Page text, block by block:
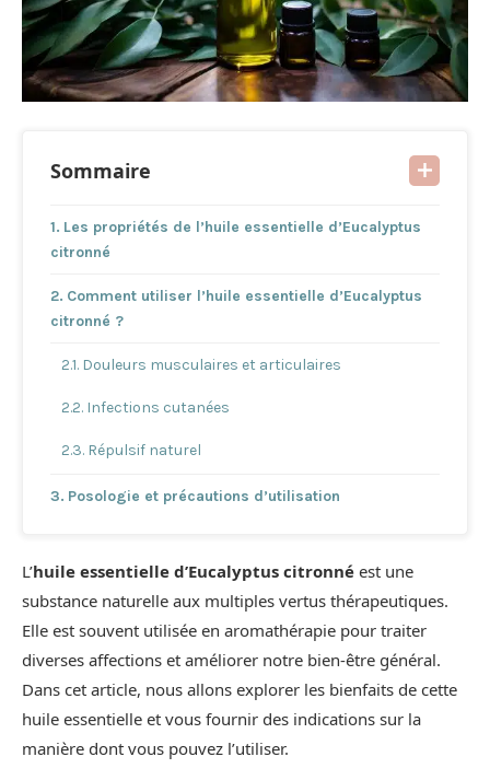
Sommaire
Les propriétés de l’huile essentielle d’Eucalyptus
citronné
Comment utiliser l’huile essentielle d’Eucalyptus
citronné ?
Douleurs musculaires et articulaires
Infections cutanées
Répulsif naturel
Posologie et précautions d’utilisation
L’huile essentielle d’Eucalyptus citronné est une
substance naturelle aux multiples vertus thérapeutiques.
Elle est souvent utilisée en aromathérapie pour traiter
diverses affections et améliorer notre bien-être général.
Dans cet article, nous allons explorer les bienfaits de cette
huile essentielle et vous fournir des indications sur la
manière dont vous pouvez l’utiliser.